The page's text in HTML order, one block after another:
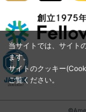
当サイトでは、サイト
ます。
サイトのクッキー
ご覧ください。